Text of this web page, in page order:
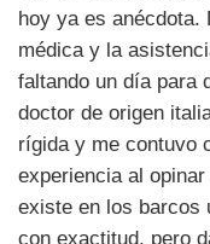
hoy ya es anécdota.
médica y la
faltando un día para
doctor de origen
rígida y me contuvo
experiencia al
existe en los barcos
con exactitud, pero